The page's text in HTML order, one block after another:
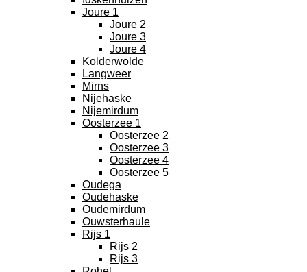
Joure 1
Joure 2
Joure 3
Joure 4
Kolderwolde
Langweer
Mirns
Nijehaske
Nijemirdum
Oosterzee 1
Oosterzee 2
Oosterzee 3
Oosterzee 4
Oosterzee 5
Oudega
Oudehaske
Oudemirdum
Ouwsterhaule
Rijs 1
Rijs 2
Rijs 3